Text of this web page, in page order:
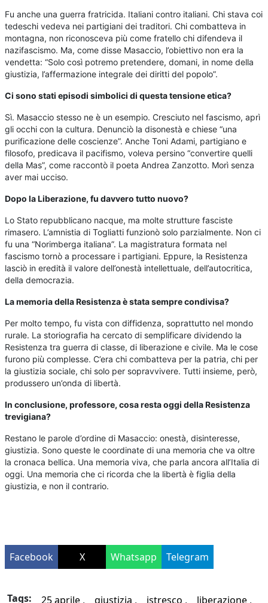
Fu anche una guerra fratricida. Italiani contro italiani. Chi stava coi
tedeschi vedeva nei partigiani dei traditori. Chi combatteva in
montagna, non riconosceva più come fratello chi difendeva il
nazifascismo. Ma, come disse Masaccio, l’obiettivo non era la
vendetta: “Solo così potremo pretendere, domani, in nome della
giustizia, l’affermazione integrale dei diritti del popolo”.
Ci sono stati episodi simbolici di questa tensione etica?
Sì. Masaccio stesso ne è un esempio. Cresciuto nel fascismo, aprì
gli occhi con la cultura. Denunciò la disonestà e chiese “una
purificazione delle coscienze”. Anche Toni Adami, partigiano e
filosofo, predicava il pacifismo, voleva persino “convertire quelli
della Mas”, come raccontò il poeta Andrea Zanzotto. Morì senza
aver mai ucciso.
Dopo la Liberazione, fu davvero tutto nuovo?
Lo Stato repubblicano nacque, ma molte strutture fasciste
rimasero. L’amnistia di Togliatti funzionò solo parzialmente. Non ci
fu una “Norimberga italiana”. La magistratura formata nel
fascismo tornò a processare i partigiani. Eppure, la Resistenza
lasciò in eredità il valore dell’onestà intellettuale, dell’autocritica,
della democrazia.
La memoria della Resistenza è stata sempre condivisa?
Per molto tempo, fu vista con diffidenza, soprattutto nel mondo
rurale. La storiografia ha cercato di semplificare dividendo la
Resistenza tra guerra di classe, di liberazione e civile. Ma le cose
furono più complesse. C’era chi combatteva per la patria, chi per
la giustizia sociale, chi solo per sopravvivere. Tutti insieme, però,
produssero un’onda di libertà.
In conclusione, professore, cosa resta oggi della Resistenza
trevigiana?
Restano le parole d’ordine di Masaccio: onestà, disinteresse,
giustizia. Sono queste le coordinate di una memoria che va oltre
la cronaca bellica. Una memoria viva, che parla ancora all’Italia di
oggi. Una memoria che ci ricorda che la libertà è figlia della
giustizia, e non il contrario.
Facebook X Whatsapp Telegram
Tags: 25 aprile giustizia istresco liberazione